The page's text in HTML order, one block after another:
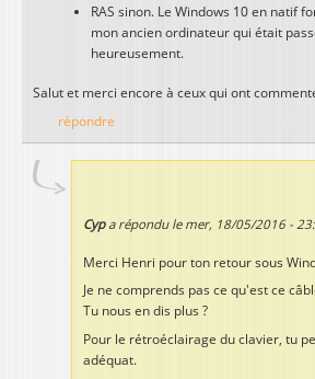
RAS sinon. Le Windows 10 en natif
mon ancien ordinateur qui était
heureusement.
Salut et merci encore à ceux qui ont
répondre
Cypa répondu le mer, 18/05/2016 -
Merci Henri pour ton retour sous
Je ne comprends pas ce qu'est ce
Tu nous en dis plus ?
Pour le rétroéclairage du clavier, tu
adéquat.